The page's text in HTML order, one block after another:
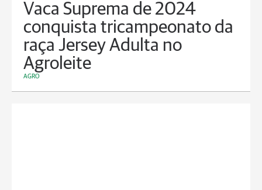
Vaca Suprema de 2024
conquista tricampeonato da
raça Jersey Adulta no
Agroleite
AGRO